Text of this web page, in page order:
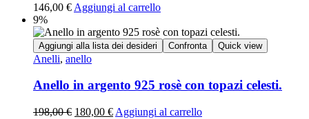
146,00 € Aggiungi al carrello
9%
Aggiungi alla lista dei desideri Confronta Quick view
Anelli, anello
Anello in argento 925 rosè con topazi celesti.
198,00€ 180,00 € Aggiungi al carrello